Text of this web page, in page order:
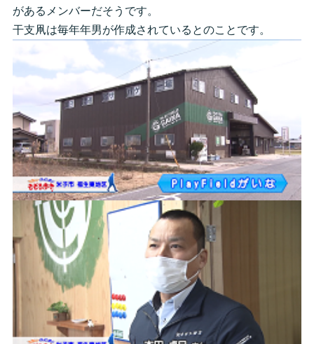
があるメンバーだそうです。
干支凧は毎年年男が作成されているとのことです。